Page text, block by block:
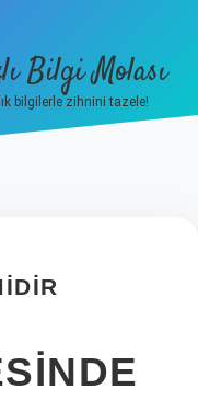
Bilgi Molası
bilgilerle zihnini tazele!